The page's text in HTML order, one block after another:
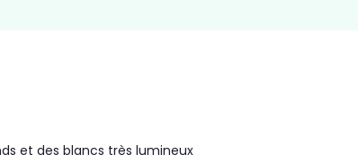
et des blancs très lumineux